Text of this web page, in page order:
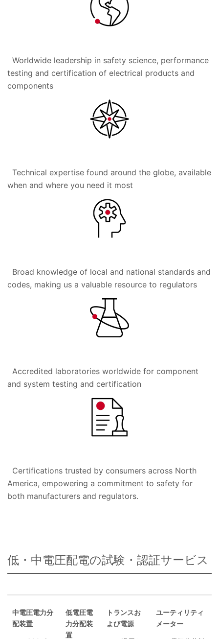
Worldwide leadership in safety science, performance
testing and certification of electrical products and
components
Technical expertise found around the globe, available
when and where you need it most
Broad knowledge of local and national standards and
codes, making us a valuable resource to regulators
Accredited laboratories worldwide for component
and system testing and certification
Certifications trusted by consumers across North
America, empowering a commitment to safety for
both manufacturers and regulators.
低・中電圧配電の試験・認証サービス
中電圧電力分
配装置
低電圧電
力分配装
置
トランスお
よび電源
ユーティリティ
メーター